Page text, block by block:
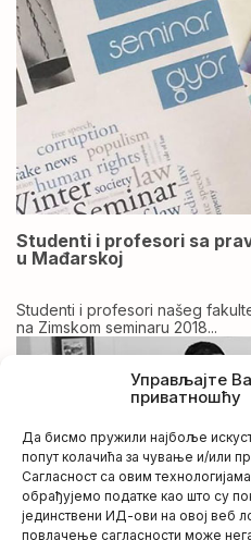
Управљајте
приватношћу
Да бисмо пружили најбоље
попут колачића за чување и/или
Сагласност са овим
обрађујемо податке као што су
јединствени ИД-ови на овој веб
повлачење сагласности може
Studenti i profesori sa
u Mađarskoj
Studenti i profesori našeg
na Zimskom seminaru 2018...